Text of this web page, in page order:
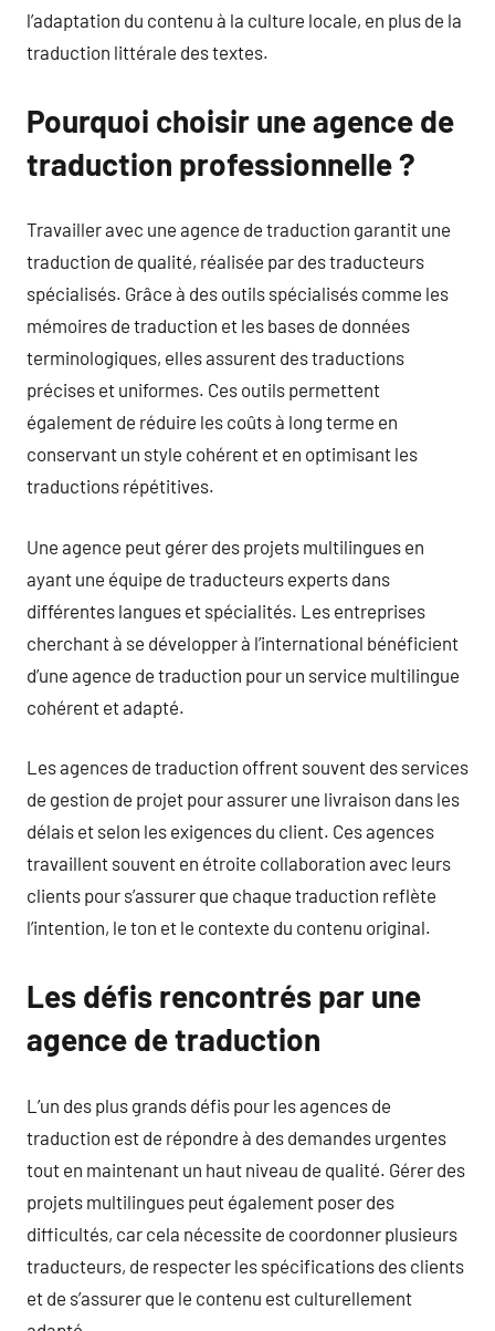
l’adaptation du contenu à la culture locale, en plus de la
traduction littérale des textes.
Pourquoi choisir une agence de
traduction professionnelle ?
Travailler avec une agence de traduction garantit une
traduction de qualité, réalisée par des traducteurs
spécialisés. Grâce à des outils spécialisés comme les
mémoires de traduction et les bases de données
terminologiques, elles assurent des traductions
précises et uniformes. Ces outils permettent
également de réduire les coûts à long terme en
conservant un style cohérent et en optimisant les
traductions répétitives.
Une agence peut gérer des projets multilingues en
ayant une équipe de traducteurs experts dans
différentes langues et spécialités. Les entreprises
cherchant à se développer à l’international bénéficient
d’une agence de traduction pour un service multilingue
cohérent et adapté.
Les agences de traduction offrent souvent des services
de gestion de projet pour assurer une livraison dans les
délais et selon les exigences du client. Ces agences
travaillent souvent en étroite collaboration avec leurs
clients pour s’assurer que chaque traduction reflète
l’intention, le ton et le contexte du contenu original.
Les défis rencontrés par une
agence de traduction
L’un des plus grands défis pour les agences de
traduction est de répondre à des demandes urgentes
tout en maintenant un haut niveau de qualité. Gérer des
projets multilingues peut également poser des
difficultés, car cela nécessite de coordonner plusieurs
traducteurs, de respecter les spécifications des clients
et de s’assurer que le contenu est culturellement